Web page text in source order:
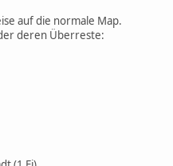
auf die normale Map.
deren Überreste: